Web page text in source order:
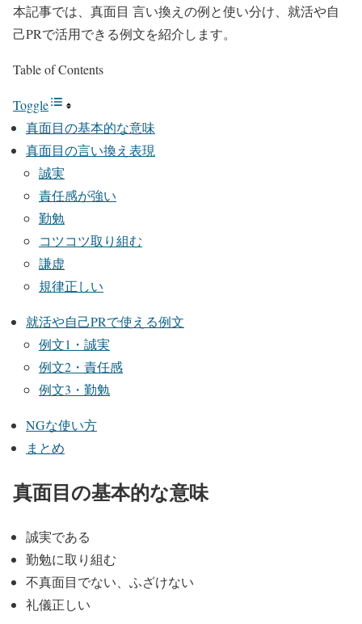
本記事では、真面目 言い換えの例と使い分け、就活や自
己PRで活用できる例文を紹介します。
Table of Contents
Toggle
真面目の基本的な意味
真面目の言い換え表現
誠実
責任感が強い
勤勉
コツコツ取り組む
謙虚
規律正しい
就活や自己PRで使える例文
例文1・誠実
例文2・責任感
例文3・勤勉
NGな使い方
まとめ
真面目の基本的な意味
誠実である
勤勉に取り組む
不真面目でない、ふざけない
礼儀正しい